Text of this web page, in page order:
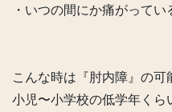
・いつの間にか痛がってい
こんな時は『肘内障』の可
小児〜小学校の低学年くら